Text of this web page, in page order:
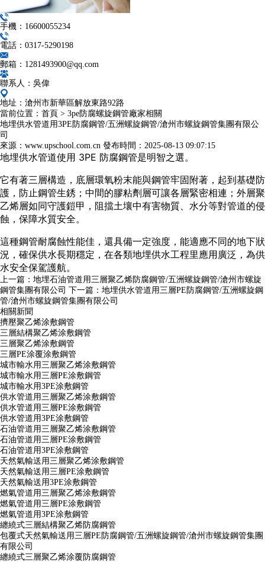
手機：16600055234
電話：0317-5290198
郵箱：1281493900@qq.com
聯系人：吳偉
地址：滄州市新華區解放東路92路
當前位置： 首頁 > 3pe防腐螺旋鋼管廠家相關
地埋供水管道用3PE防腐鋼管/五洲螺旋鋼管/滄州市螺旋鋼管集團有限公
司
來源：www.upschool.com.cn 發布時間： 2025-08-13 09:07:15
地埋供水管道使用 3PE 防腐鋼管是明智之選。
它有著三層構造，底層環氧粉末能與鋼管牢固附著，起到基礎防
護，防止鋼管生銹；中間的膠粘劑層可讓各層緊密相連；外層聚
乙烯層如同守護鎧甲，阻擋土壤中有害物質、水分等對管道的侵
蝕，保障水質安全。
這種鋼管耐腐蝕性能佳，還具備一定強度，能適應不同的地下狀
況，確保供水長期穩定，在各類地埋供水工程里應用廣泛，為供
水安全保駕護航。
上一篇： 地埋石油管道用三層聚乙烯防腐鋼管/五洲螺旋鋼管/滄州市螺旋
鋼管集團有限公司 下一篇： 地埋供水管道用三層PE防腐鋼管/五洲螺旋鋼
管/滄州市螺旋鋼管集團有限公司
相關新聞
擠壓聚乙烯涂敷鋼管
三層結構聚乙烯涂敷鋼管
三層聚乙烯涂敷鋼管
三層PE涂覆涂敷鋼管
城市輸水用三層聚乙烯涂敷鋼管
城市輸水用三層PE涂敷鋼管
城市輸水用3PE涂敷鋼管
供水管道用三層聚乙烯涂敷鋼管
供水管道用三層PE涂敷鋼管
供水管道用3PE涂敷鋼管
石油管道用三層聚乙烯涂敷鋼管
石油管道用三層PE涂敷鋼管
石油管道用3PE涂敷鋼管
天然氣輸送用三層聚乙烯涂敷鋼管
天然氣輸送用三層PE涂敷鋼管
天然氣輸送用3PE涂敷鋼管
燃氣管道用三層聚乙烯涂敷鋼管
燃氣管道用三層PE涂敷鋼管
燃氣管道用3PE涂敷鋼管
纏繞式三層結構聚乙烯防腐鋼管
包覆式天然氣輸送用三層PE防腐鋼管/五洲螺旋鋼管/滄州市螺旋鋼管集團
有限公司
纏繞式三層聚乙烯涂覆防腐鋼管